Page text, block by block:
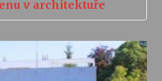
v architektuře